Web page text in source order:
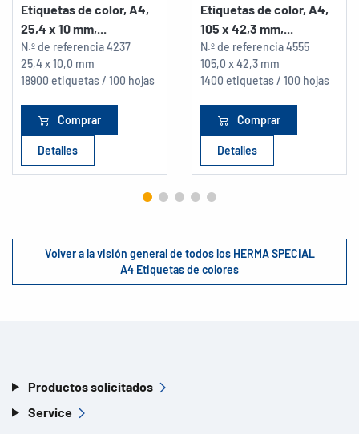
Etiquetas de color, A4,
25,4 x 10 mm,...
N.º de referencia4237
25,4 x 10,0 mm
18900 etiquetas / 100 hojas
Comprar
Detalles
Etiquetas de color, A4,
105 x 42,3 mm,...
N.º de referencia4555
105,0 x 42,3 mm
1400 etiquetas / 100 hojas
Comprar
Detalles
Volver a la visión general de todos los HERMA SPECIAL
A4 Etiquetas de colores
Productos solicitados
Service